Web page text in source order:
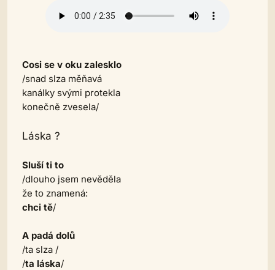
Cosi se v oku zalesklo
/snad slza měňavá
kanálky svými protekla
konečně zvesela/
Láska ?
Sluší ti to
/dlouho jsem nevěděla
že to znamená:
chci tě/
A padá dolů
/ta slza /
/ta láska/